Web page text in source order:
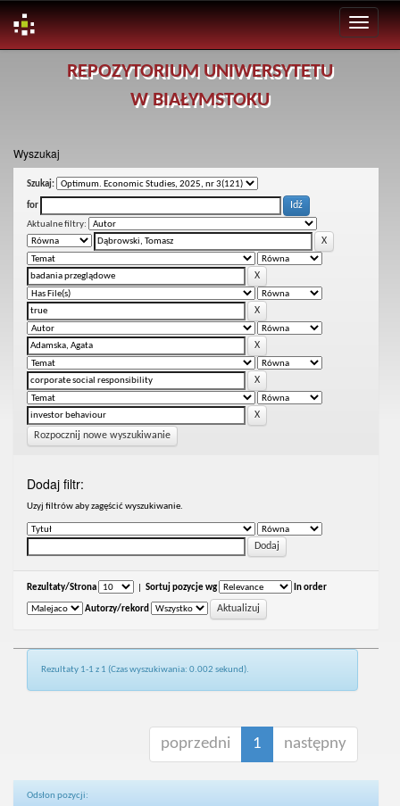
REPOZYTORIUM UNIWERSYTETU
W BIAŁYMSTOKU
Wyszukaj
Szukaj:
for
Aktualne filtry:
Rozpocznij nowe wyszukiwanie
Dodaj filtr:
Uzyj filtrów aby zagęścić wyszukiwanie.
Rezultaty/Strona Sortuj pozycje wg In order
Autorzy/rekord
Rezultaty 1-1 z 1 (Czas wyszukiwania: 0.002 sekund).
poprzedni 1 następny
Odsłon pozycji: